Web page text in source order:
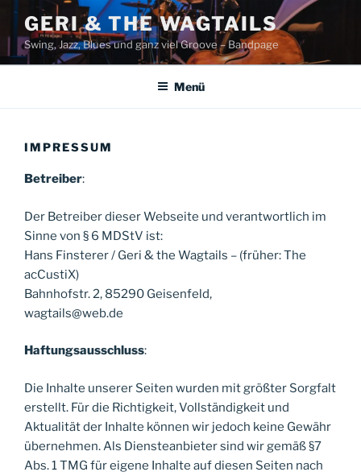
Zum
Inhalt
springen
GERI & THE WAGTAILS
Swing, Jazz, Blues und ganz viel Groove – Bandpage
Menü
IMPRESSUM
Betreiber:
Der Betreiber dieser Webseite und verantwortlich im
Sinne von § 6 MDStV ist:
Hans Finsterer / Geri & the Wagtails – (früher: The
acCustiX)
Bahnhofstr. 2, 85290 Geisenfeld,
wagtails@web.de
Haftungsausschluss:
Die Inhalte unserer Seiten wurden mit größter Sorgfalt
erstellt. Für die Richtigkeit, Vollständigkeit und
Aktualität der Inhalte können wir jedoch keine Gewähr
übernehmen. Als Diensteanbieter sind wir gemäß §7
Abs. 1 TMG für eigene Inhalte auf diesen Seiten nach